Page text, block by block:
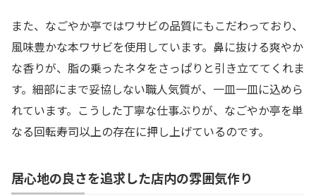
また、なごやか亭ではワサビの品質にもこだわっており、
風味豊かな本ワサビを使用しています。鼻に抜ける爽やか
な香りが、脂の乗ったネタをさっぱりと引き立ててくれま
す。細部にまで妥協しない職人気質が、一皿一皿に込めら
れています。こうした丁寧な仕事ぶりが、なごやか亭を単
なる回転寿司以上の存在に押し上げているのです。
居心地の良さを追求した店内の雰囲気作り